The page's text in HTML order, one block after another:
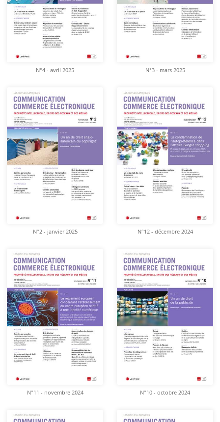
N°4 - avril 2025 N°3 - mars 2025
N°2 - janvier 2025 N°12 - décembre 2024
N°11 - novembre 2024 N°10 - octobre 2024